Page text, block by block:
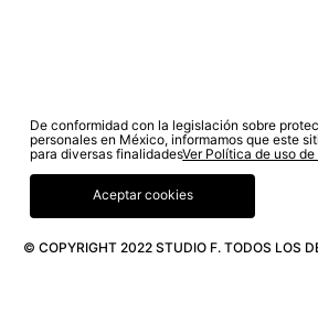
© COPYRIGHT 2022 STUDIO F. TODOS LOS
De conformidad con la legislación sobre
personales en México, informamos que este
para diversas finalidadesVer Política de uso
Aceptar cookies